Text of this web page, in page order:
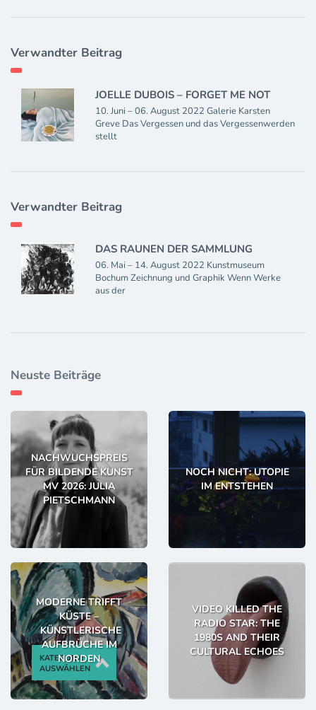
Verwandter Beitrag
JOELLE DUBOIS – FORGET ME NOT
10. Juni – 06. August 2022 Galerie Karsten
Greve Das Vergessen und das Vergessenwerden
stellt
Verwandter Beitrag
DAS RAUNEN DER SAMMLUNG
06. Mai – 14. August 2022 Kunstmuseum
Bochum Zeichnung und Graphik Wenn Werke
aus der
Neuste Beiträge
NACHWUCHSPREIS
FÜR BILDENDE KUNST
MV 2026: JULIA
PIETSCHMANN
NOCH NICHT: UTOPIE
IM ENTSTEHEN
MODERNE TRIFFT
KÜSTE –
KÜNSTLERISCHE
AUFBRÜCHE IM
NORDEN
VIDEO KILLED THE
RADIO STAR: THE
1980S AND THEIR
CULTURAL ECHOES
KATEGORIE
AUSWÄHLEN